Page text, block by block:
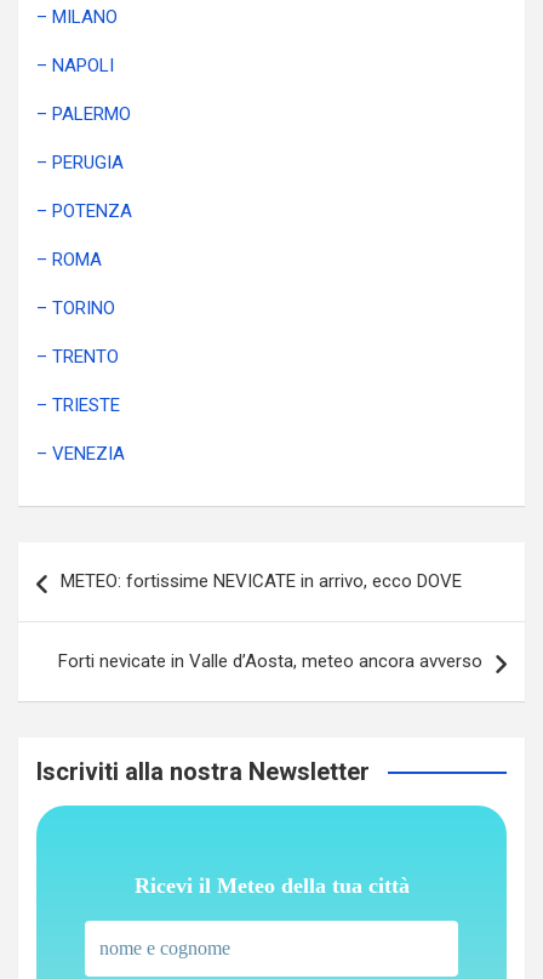
– MILANO
– NAPOLI
– PALERMO
– PERUGIA
– POTENZA
– ROMA
– TORINO
– TRENTO
– TRIESTE
– VENEZIA
articoli
METEO: fortissime NEVICATE in arrivo, ecco DOVE
Forti nevicate in Valle d’Aosta, meteo ancora avverso
Iscriviti alla nostra Newsletter
Ricevi il Meteo della tua città